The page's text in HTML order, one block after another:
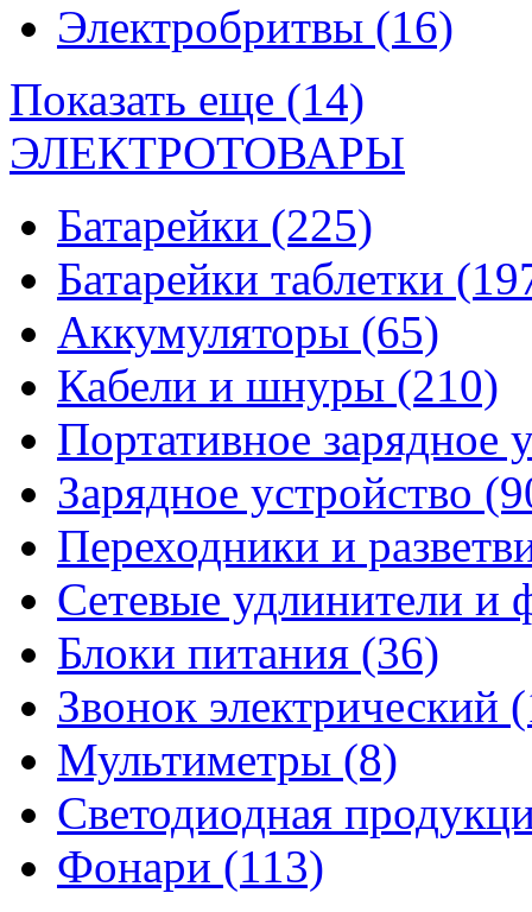
Электробритвы (16)
Показать еще (14)
ЭЛЕКТРОТОВАРЫ
Батарейки (225)
Батарейки таблетки
Аккумуляторы (65)
Кабели и шнуры (210)
Портативное зарядное
Зарядное устройство
Переходники и
Сетевые удлинители и
Блоки питания (36)
Звонок электрический
Мультиметры (8)
Светодиодная
Фонари (113)